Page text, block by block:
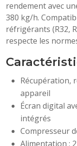
rendement avec
380 kg/h.
réfrigérants (R32,
respecte les
Récupération,
appareil
Écran digital
intégrés
Compresseur
Alimentation :